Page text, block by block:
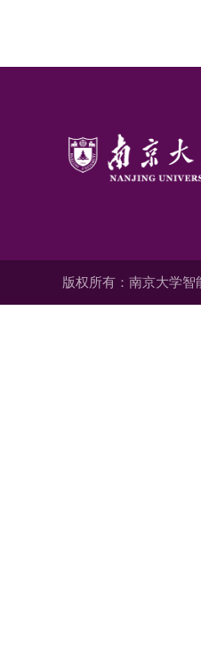
版权所有：南京大学